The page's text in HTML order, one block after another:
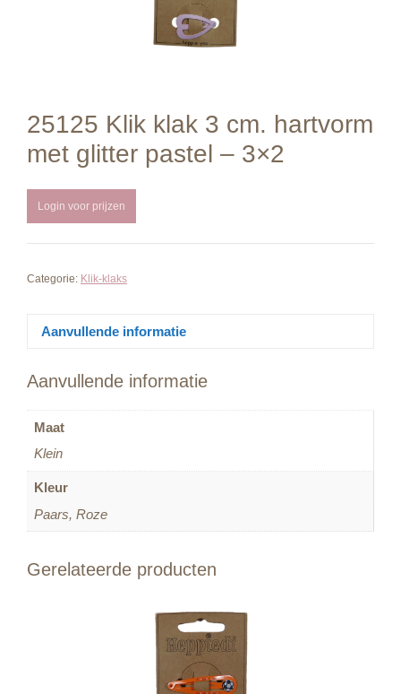
25125 Klik klak 3 cm. hartvorm
met glitter pastel – 3×2
Login voor prijzen
Categorie: Klik-klaks
Aanvullende informatie
Aanvullende informatie
Maat
Klein
Kleur
Paars, Roze
Gerelateerde producten